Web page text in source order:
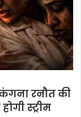
रनौत की
स्ट्रीम